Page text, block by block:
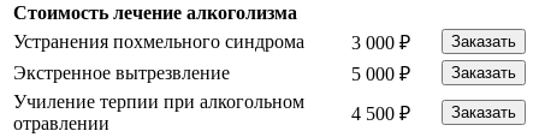
Стоимость лечение алкоголизма
Устранения похмельного синдрома
3 000 ₽ Заказать
Экстренное вытрезвление 5 000 ₽ Заказать
Училение терпии при алкогольном
отравлении
4 500 ₽ Заказать